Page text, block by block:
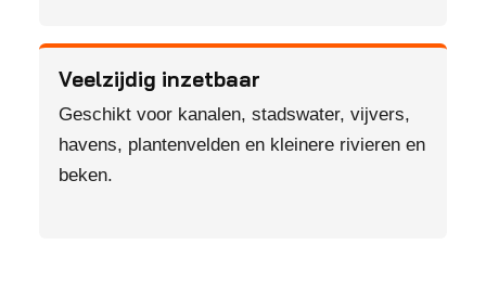
Veelzijdig inzetbaar
Geschikt voor kanalen, stadswater, vijvers,
havens, plantenvelden en kleinere rivieren en
beken.